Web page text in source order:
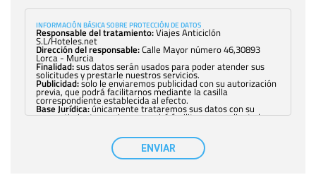
INFORMACIÓN BÁSICA SOBRE PROTECCIÓN DE DATOS
Responsable del tratamiento:Viajes Anticiclón
S.L/Hoteles.net
Dirección del responsable:Calle Mayor número 46,30893
Lorca - Murcia
Finalidad:sus datos serán usados para poder atender sus
solicitudes y prestarle nuestros servicios.
Publicidad:solo le enviaremos publicidad con su autorización
previa, que podrá facilitarnos mediante la casilla
correspondiente establecida al efecto.
Base Jurídica:únicamente trataremos sus datos con su
consentimiento previo, que podrá facilitarnos mediante la
con carácter general, sólo el personal de
nuestra entidad que esté debidamente autorizado podrá
tener conocimiento de la información que le pedimos. No se
comunicarán datos a terceros.
ENVIAR